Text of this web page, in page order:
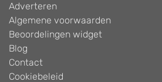
Adverteren
Algemene voorwaarden
Beoordelingen widget
Blog
Contact
Cookiebeleid